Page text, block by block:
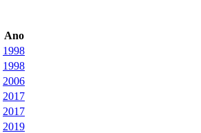
Ano
1998
1998
2006
2017
2017
2019